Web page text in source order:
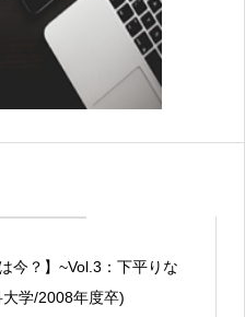
今？】~Vol.3：下平りな
学/2008年度卒)